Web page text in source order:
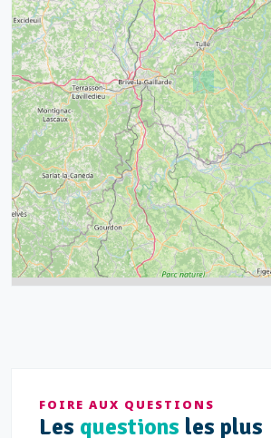
15
14
32
39
52 68
43
FOIRE AUX QUESTIONS
Les questions les plus